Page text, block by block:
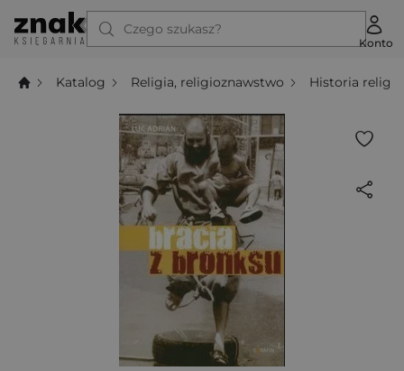
Czego szukasz?
Konto
Katalog Religia, religioznawstwo Historia religii